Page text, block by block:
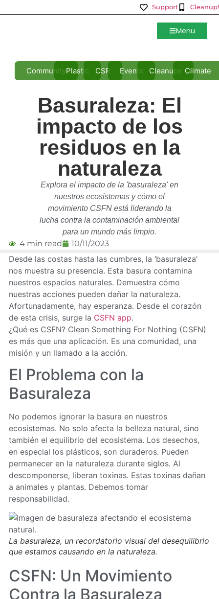
Support Cleanup!
Menu
CommunityPlastic CSR Events Cleanups Climate
Basuraleza: El
impacto de los
residuos en la
naturaleza
Explora el impacto de la 'basuraleza' en
nuestros ecosistemas y cómo el
movimiento CSFN está liderando la
lucha contra la contaminación ambiental
para un mundo más limpio.
4 min read 10/11/2023
Desde las costas hasta las cumbres, la ‘basuraleza’
nos muestra su presencia. Esta basura contamina
nuestros espacios naturales. Demuestra cómo
nuestras acciones pueden dañar la naturaleza.
Afortunadamente, hay esperanza. Desde el corazón
de esta crisis, surge la CSFN app.
¿Qué es CSFN? Clean Something For Nothing (CSFN)
es más que una aplicación. Es una comunidad, una
misión y un llamado a la acción.
El Problema con la
Basuraleza
No podemos ignorar la basura en nuestros
ecosistemas. No solo afecta la belleza natural, sino
también el equilibrio del ecosistema. Los desechos,
en especial los plásticos, son duraderos. Pueden
permanecer en la naturaleza durante siglos. Al
descomponerse, liberan toxinas. Estas toxinas dañan
a animales y plantas. Debemos tomar
responsabilidad.
La basuraleza, un recordatorio visual del desequilibrio
que estamos causando en la naturaleza.
CSFN: Un Movimiento
Contra la Basuraleza